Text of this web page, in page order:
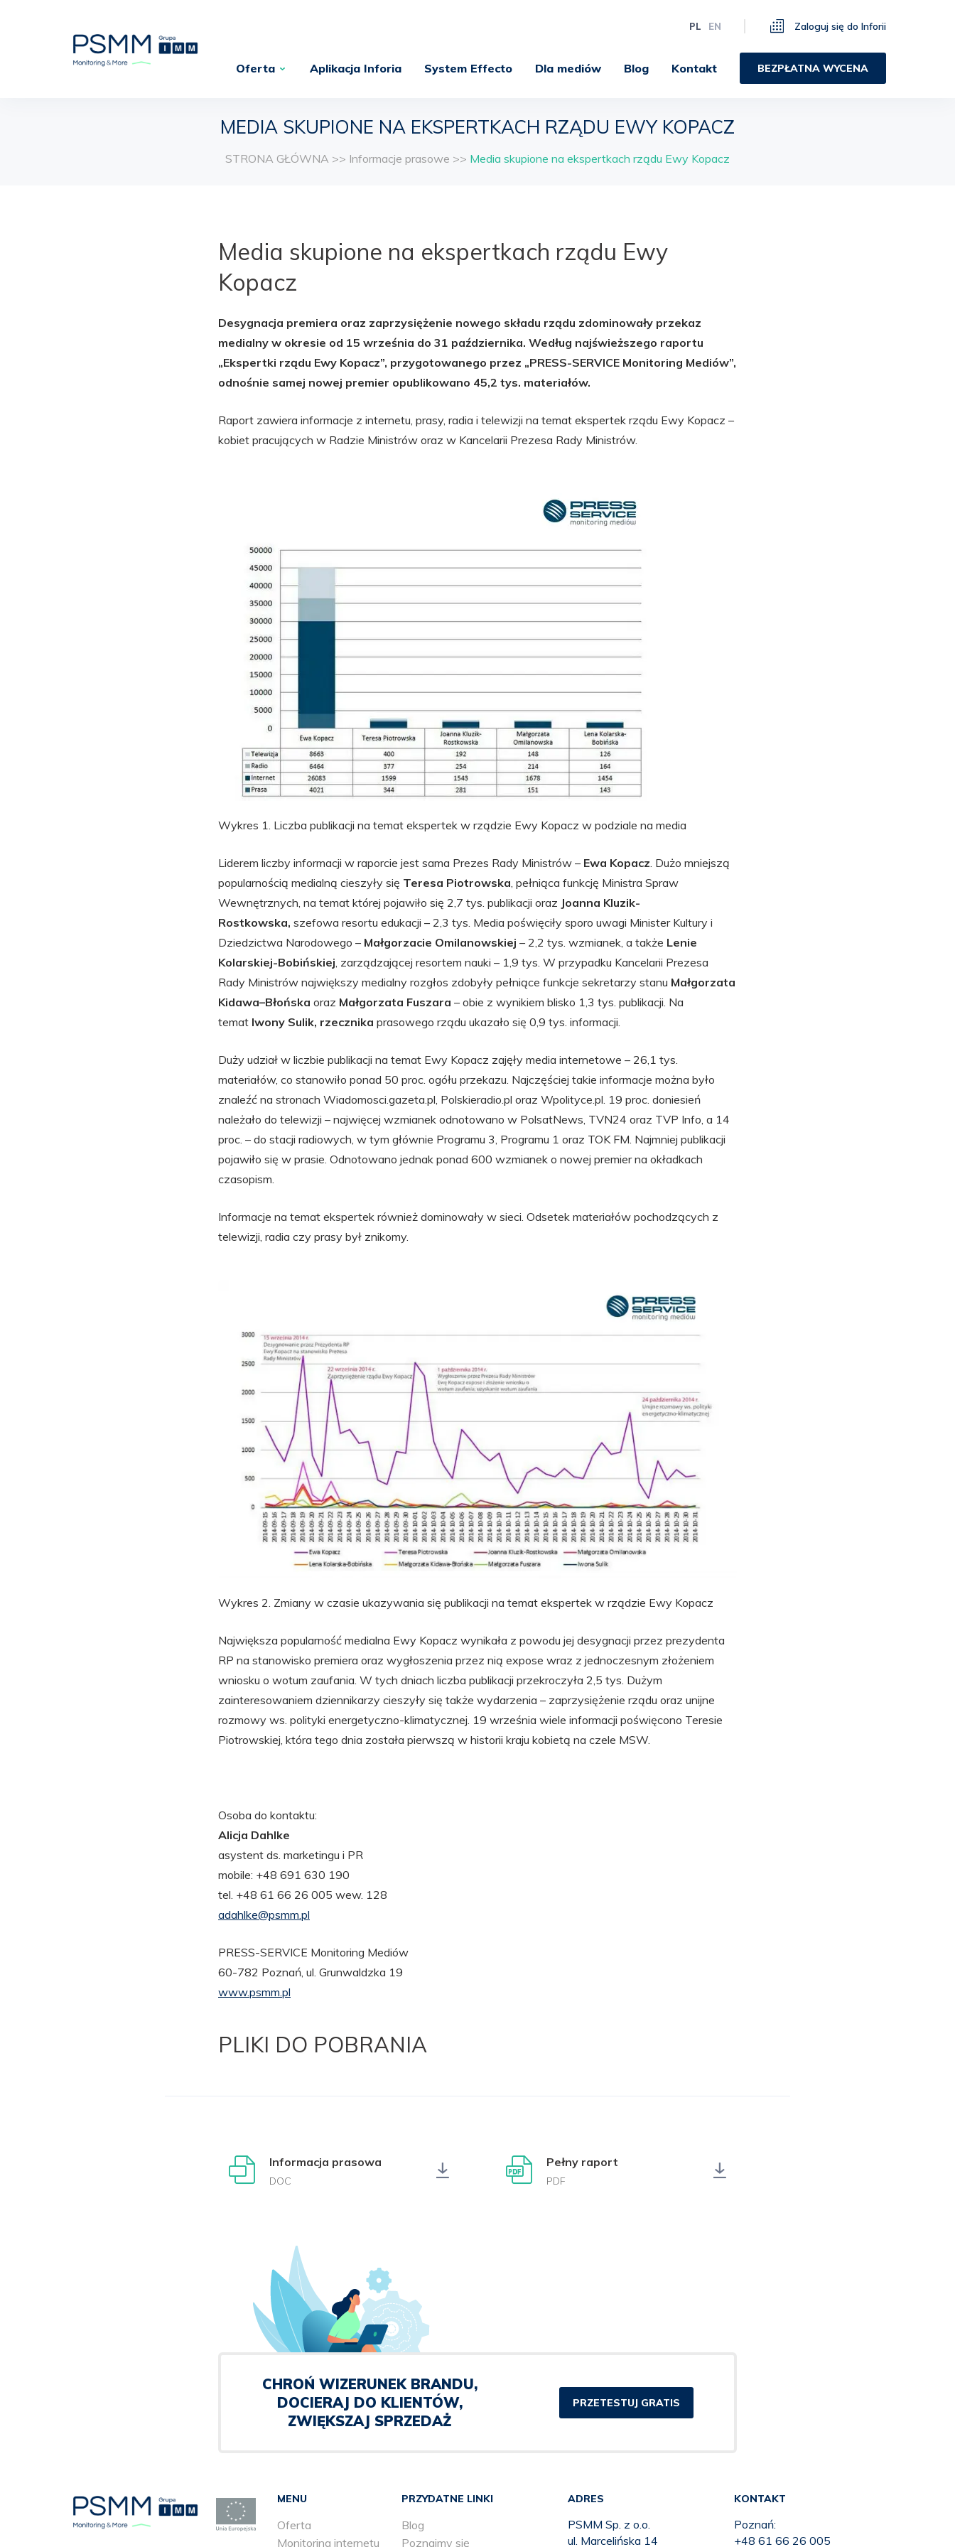
PL EN Zaloguj się do Inforii
Oferta Aplikacja Inforia System Effecto Dla mediów Blog Kontakt BEZPŁATNA WYCENA
MEDIA SKUPIONE NA EKSPERTKACH RZĄDU EWY KOPACZ
STRONA GŁÓWNA >> Informacje prasowe >> Media skupione na ekspertkach rządu Ewy Kopacz
Media skupione na ekspertkach rządu Ewy
Kopacz
Desygnacja premiera oraz zaprzysiężenie nowego składu rządu zdominowały przekaz
medialny w okresie od 15 września do 31 października. Według najświeższego raportu
„Ekspertki rządu Ewy Kopacz”, przygotowanego przez „PRESS-SERVICE Monitoring Mediów”,
odnośnie samej nowej premier opublikowano 45,2 tys. materiałów.
Raport zawiera informacje z internetu, prasy, radia i telewizji na temat ekspertek rządu Ewy Kopacz –
kobiet pracujących w Radzie Ministrów oraz w Kancelarii Prezesa Rady Ministrów.
Wykres 1. Liczba publikacji na temat ekspertek w rządzie Ewy Kopacz w podziale na media
Liderem liczby informacji w raporcie jest sama Prezes Rady Ministrów – Ewa Kopacz. Dużo mniejszą
popularnością medialną cieszyły się Teresa Piotrowska, pełniąca funkcję Ministra Spraw
Wewnętrznych, na temat której pojawiło się 2,7 tys. publikacji oraz Joanna Kluzik-
Rostkowska, szefowa resortu edukacji – 2,3 tys. Media poświęciły sporo uwagi Minister Kultury i
Dziedzictwa Narodowego – Małgorzacie Omilanowskiej – 2,2 tys. wzmianek, a także Lenie
Kolarskiej-Bobińskiej, zarządzającej resortem nauki – 1,9 tys. W przypadku Kancelarii Prezesa
Rady Ministrów największy medialny rozgłos zdobyły pełniące funkcje sekretarzy stanu Małgorzata
Kidawa–Błońska oraz Małgorzata Fuszara – obie z wynikiem blisko 1,3 tys. publikacji. Na
temat Iwony Sulik, rzecznika prasowego rządu ukazało się 0,9 tys. informacji.
Duży udział w liczbie publikacji na temat Ewy Kopacz zajęły media internetowe – 26,1 tys.
materiałów, co stanowiło ponad 50 proc. ogółu przekazu. Najczęściej takie informacje można było
znaleźć na stronach Wiadomosci.gazeta.pl, Polskieradio.pl oraz Wpolityce.pl. 19 proc. doniesień
należało do telewizji – najwięcej wzmianek odnotowano w PolsatNews, TVN24 oraz TVP Info, a 14
proc. – do stacji radiowych, w tym głównie Programu 3, Programu 1 oraz TOK FM. Najmniej publikacji
pojawiło się w prasie. Odnotowano jednak ponad 600 wzmianek o nowej premier na okładkach
czasopism.
Informacje na temat ekspertek również dominowały w sieci. Odsetek materiałów pochodzących z
telewizji, radia czy prasy był znikomy.
Wykres 2. Zmiany w czasie ukazywania się publikacji na temat ekspertek w rządzie Ewy Kopacz
Największa popularność medialna Ewy Kopacz wynikała z powodu jej desygnacji przez prezydenta
RP na stanowisko premiera oraz wygłoszenia przez nią expose wraz z jednoczesnym złożeniem
wniosku o wotum zaufania. W tych dniach liczba publikacji przekroczyła 2,5 tys. Dużym
zainteresowaniem dziennikarzy cieszyły się także wydarzenia – zaprzysiężenie rządu oraz unijne
rozmowy ws. polityki energetyczno-klimatycznej. 19 września wiele informacji poświęcono Teresie
Piotrowskiej, która tego dnia została pierwszą w historii kraju kobietą na czele MSW.
Osoba do kontaktu:
Alicja Dahlke
asystent ds. marketingu i PR
mobile: +48 691 630 190
tel. +48 61 66 26 005 wew. 128
adahlke@psmm.pl
PRESS-SERVICE Monitoring Mediów
60-782 Poznań, ul. Grunwaldzka 19
www.psmm.pl
PLIKI DO POBRANIA
Informacja prasowa
DOC
Pełny raport
PDF
CHROŃ WIZERUNEK BRANDU,
DOCIERAJ DO KLIENTÓW,
ZWIĘKSZAJ SPRZEDAŻ
PRZETESTUJ GRATIS
MENU
Oferta
Monitoring internetu
PRZYDATNE LINKI
Blog
Poznajmy się
ADRES
PSMM Sp. z o.o.
ul. Marcelińska 14
KONTAKT
Poznań:
+48 61 66 26 005